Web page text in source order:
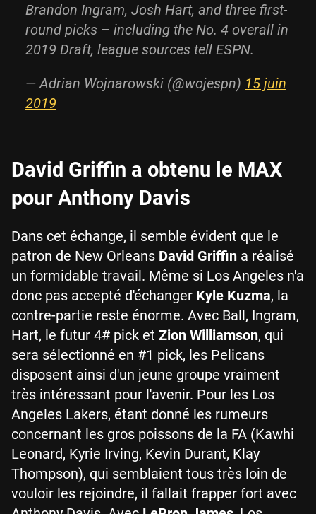
Brandon Ingram, Josh Hart, and three first-
round picks – including the No. 4 overall in
2019 Draft, league sources tell ESPN.
— Adrian Wojnarowski (@wojespn) 15 juin
2019
David Griffin a obtenu le MAX
pour Anthony Davis
Dans cet échange, il semble évident que le
patron de New Orleans David Griffin a réalisé
un formidable travail. Même si Los Angeles n'a
donc pas accepté d'échanger Kyle Kuzma, la
contre-partie reste énorme. Avec Ball, Ingram,
Hart, le futur 4# pick et Zion Williamson, qui
sera sélectionné en #1 pick, les Pelicans
disposent ainsi d'un jeune groupe vraiment
très intéressant pour l'avenir. Pour les Los
Angeles Lakers, étant donné les rumeurs
concernant les gros poissons de la FA (Kawhi
Leonard, Kyrie Irving, Kevin Durant, Klay
Thompson), qui semblaient tous très loin de
vouloir les rejoindre, il fallait frapper fort avec